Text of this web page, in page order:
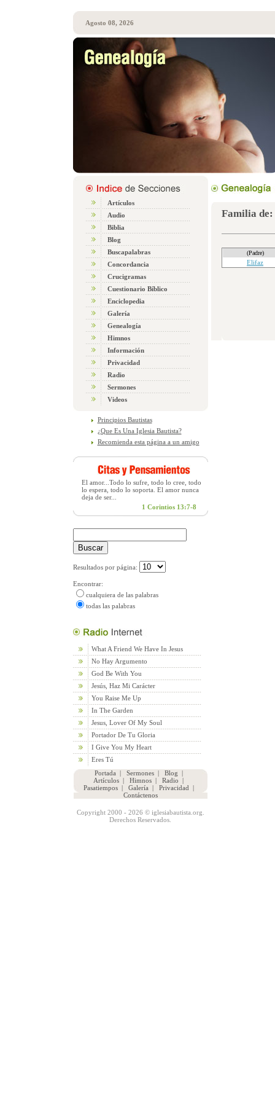
Agosto 08, 2026
Artículos
Audio
Biblia
Blog
Buscapalabras
Concordancia
Crucigramas
Cuestionario Bíblico
Enciclopedia
Galería
Genealogía
Himnos
Información
Privacidad
Radio
Sermones
Videos
Principios Bautistas
¿Que Es Una Iglesia Bautista?
Recomienda esta página a un amigo
El amor...Todo lo sufre, todo lo cree, todo
lo espera, todo lo soporta. El amor nunca
deja de ser...
1 Corintios 13:7-8
Resultados por página:
Encontrar:
cualquiera de las palabras
todas las palabras
What A Friend We Have In Jesus
No Hay Argumento
God Be With You
Jesús, Haz Mi Carácter
You Raise Me Up
In The Garden
Jesus, Lover Of My Soul
Portador De Tu Gloria
I Give You My Heart
Eres Tú
Familia de:
(Padre)
Elifaz
Portada | Sermones| Blog |
Artículos | Himnos | Radio |
Pasatiempos| Galería | Privacidad |
Contáctenos
Copyright 2000 - 2026 © iglesiabautista.org.
Derechos Reservados.